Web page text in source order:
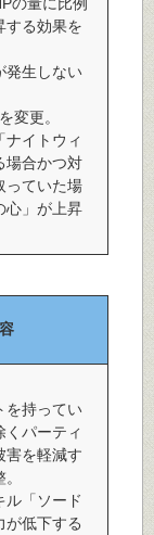
する効果を
発生しない
変更。
イトウィ
場合かつ対
っていた場
心」が上昇
を持ってい
くパーティ
害を軽減す
ル「ソード
が低下する